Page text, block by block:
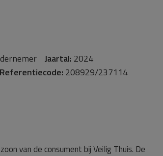
Jaartal: 2024
Referentiecode: 208929/237114
van de consument bij Veilig Thuis. De